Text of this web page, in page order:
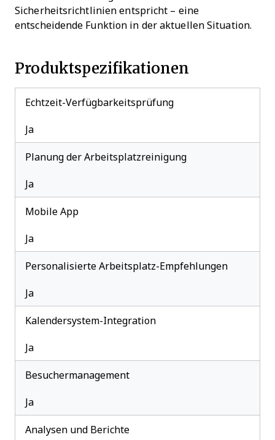
Sicherheitsrichtlinien entspricht – eine
entscheidende Funktion in der aktuellen Situation.
Produktspezifikationen
Echtzeit-Verfügbarkeitsprüfung
Ja
Planung der Arbeitsplatzreinigung
Ja
Mobile App
Ja
Personalisierte Arbeitsplatz-Empfehlungen
Ja
Kalendersystem-Integration
Ja
Besuchermanagement
Ja
Analysen und Berichte